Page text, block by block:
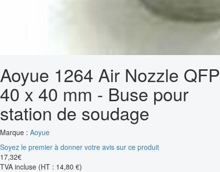
Aoyue 1264 Air Nozzle QFP
40 x 40 mm - Buse pour
station de soudage
Marque : Aoyue
Soyez le premier à donner votre avis sur ce produit
17,32€
TVA incluse (HT : 14,80 €)